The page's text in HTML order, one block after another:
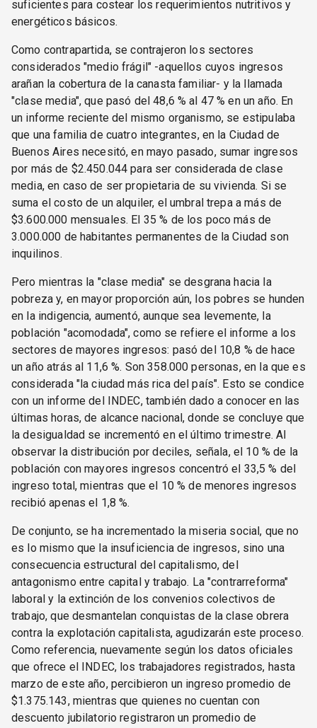
suficientes para costear los requerimientos nutritivos y
energéticos básicos.
Como contrapartida, se contrajeron los sectores
considerados "medio frágil" -aquellos cuyos ingresos
arañan la cobertura de la canasta familiar- y la llamada
"clase media", que pasó del 48,6 % al 47 % en un año. En
un informe reciente del mismo organismo, se estipulaba
que una familia de cuatro integrantes, en la Ciudad de
Buenos Aires necesitó, en mayo pasado, sumar ingresos
por más de $2.450.044 para ser considerada de clase
media, en caso de ser propietaria de su vivienda. Si se
suma el costo de un alquiler, el umbral trepa a más de
$3.600.000 mensuales. El 35 % de los poco más de
3.000.000 de habitantes permanentes de la Ciudad son
inquilinos.
Pero mientras la "clase media" se desgrana hacia la
pobreza y, en mayor proporción aún, los pobres se hunden
en la indigencia, aumentó, aunque sea levemente, la
población "acomodada", como se refiere el informe a los
sectores de mayores ingresos: pasó del 10,8 % de hace
un año atrás al 11,6 %. Son 358.000 personas, en la que es
considerada "la ciudad más rica del país". Esto se condice
con un informe del INDEC, también dado a conocer en las
últimas horas, de alcance nacional, donde se concluye que
la desigualdad se incrementó en el último trimestre. Al
observar la distribución por deciles, señala, el 10 % de la
población con mayores ingresos concentró el 33,5 % del
ingreso total, mientras que el 10 % de menores ingresos
recibió apenas el 1,8 %.
De conjunto, se ha incrementado la miseria social, que no
es lo mismo que la insuficiencia de ingresos, sino una
consecuencia estructural del capitalismo, del
antagonismo entre capital y trabajo. La "contrarreforma"
laboral y la extinción de los convenios colectivos de
trabajo, que desmantelan conquistas de la clase obrera
contra la explotación capitalista, agudizarán este proceso.
Como referencia, nuevamente según los datos oficiales
que ofrece el INDEC, los trabajadores registrados, hasta
marzo de este año, percibieron un ingreso promedio de
$1.375.143, mientras que quienes no cuentan con
descuento jubilatorio registraron un promedio de